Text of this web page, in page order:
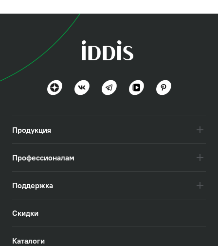
Продукция
Профессионалам
Поддержка
Скидки
Каталоги